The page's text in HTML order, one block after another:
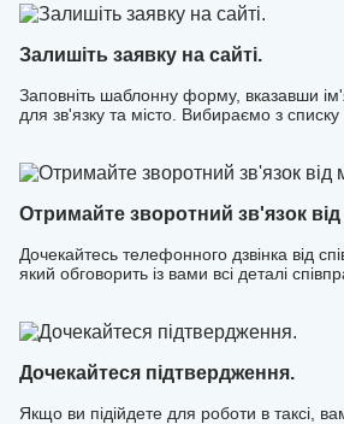
необхідні дані та допоможуть швидко
щоб ви могли одразу перейти до
обмежень!
Залишіть заявку на сайті.
Заповніть шаблонну форму, вказавши
для зв'язку та місто. Вибираємо з списку
Отримайте зворотний зв'язок
Дочекайтесь телефонного дзвінка від
який обговорить із вами всі деталі
Дочекайтеся підтвердження.
Якщо ви підійдете для роботи в таксі,